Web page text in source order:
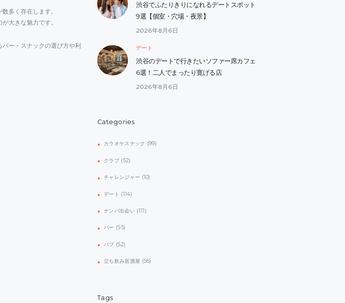
多く存在します。
大きな魅力です。
ー・スナックの選び方や利
渋谷でふたりきりになれるデートスポット
9選【個室・穴場・夜景】
2026年8月6日
デート
渋谷のデートで行きたいソファー席カフェ
6選！二人でまったり寛げる店
2026年8月6日
Categories
カラオケスナック (99)
クラブ (52)
チャレンジャー (10)
デート (114)
ナンパ出会い (111)
バー (55)
パブ (52)
立ち飲み居酒屋 (56)
Tags